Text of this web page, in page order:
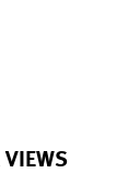
VIEWS